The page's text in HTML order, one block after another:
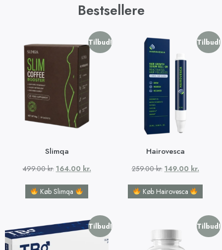
Bestsellere
Tilbud!
Slimqa
499.00kr. 164.00 kr.
Køb Slimqa
Tilbud!
Hairovesca
259.00kr. 149.00 kr.
Køb Hairovesca
Tilbud! Tilbud!